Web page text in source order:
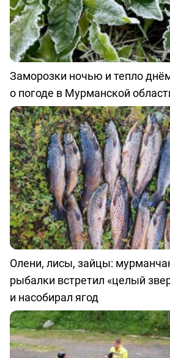
Заморозки ночью и тепло
о погоде в Мурманской
Олени, лисы, зайцы:
рыбалки встретил «целый
и насобирал ягод